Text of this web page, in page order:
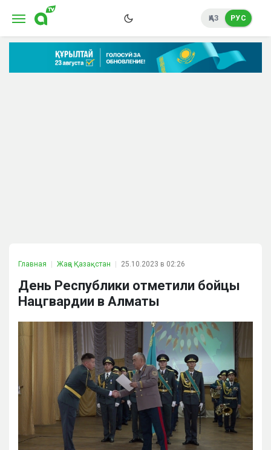
ҚАЗ РУС
Главная Жаңа Қазақстан 25.10.2023 в 02:26
День Республики отметили бойцы
Нацгвардии в Алматы